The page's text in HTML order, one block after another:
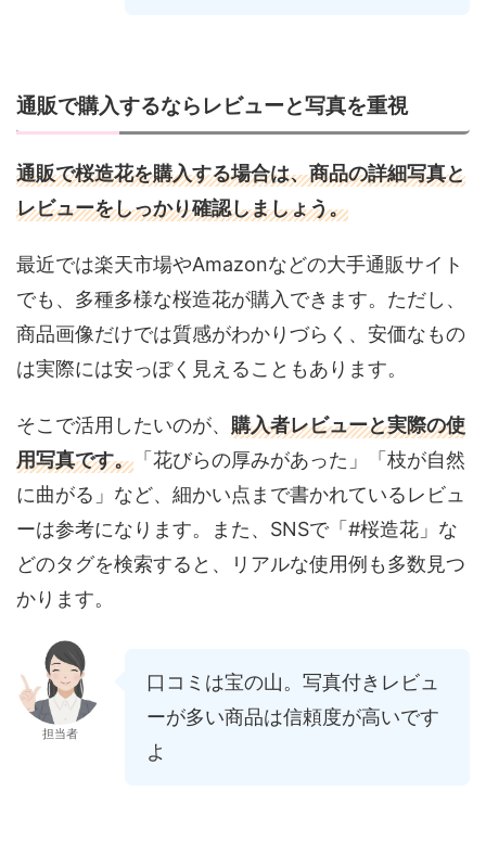
通販で購入するならレビューと写真を重視
通販で桜造花を購入する場合は、商品の詳細写真と
レビューをしっかり確認しましょう。
最近では楽天市場やAmazonなどの大手通販サイト
でも、多種多様な桜造花が購入できます。ただし、
商品画像だけでは質感がわかりづらく、安価なもの
は実際には安っぽく見えることもあります。
そこで活用したいのが、 購入者レビューと実際の使
用写真です。 「花びらの厚みがあった」「枝が自然
に曲がる」など、細かい点まで書かれているレビュ
ーは参考になります。また、SNSで「#桜造花」な
どのタグを検索すると、リアルな使用例も多数見つ
かります。
担当者
口コミは宝の山。写真付きレビュ
ーが多い商品は信頼度が高いです
よ